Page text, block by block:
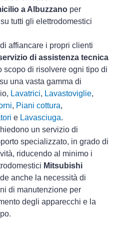
a Albuzzano per
tutti gli elettrodomestici
affiancare i propri clienti
di assistenza tecnica
scopo di risolvere ogni tipo di
una vasta gamma di
Lavatrici, Lavastoviglie,
, Piani cottura,
e Lavasciuga.
un servizio di
specializzato, in grado di
riducendo al minimo i
Mitsubishi
anche la necessità di
di manutenzione per
degli apparecchi e la